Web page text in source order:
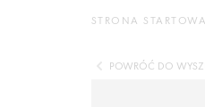
STRONA STARTOWA
POWRÓĆ DO